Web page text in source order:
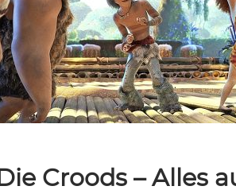
Die Croods – Alles